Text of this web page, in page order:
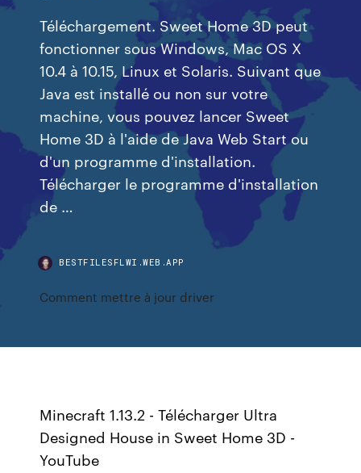
Téléchargement. Sweet Home 3D peut
fonctionner sous Windows, Mac OS X
10.4 à 10.15, Linux et Solaris. Suivant que
Java est installé ou non sur votre
machine, vous pouvez lancer Sweet
Home 3D à l'aide de Java Web Start ou
d'un programme d'installation.
Télécharger le programme d'installation
de …
BESTFILESFLWI.WEB.APP
Comment mettre à jour driver
Minecraft 1.13.2 - Télécharger Ultra
Designed House in Sweet Home 3D -
YouTube